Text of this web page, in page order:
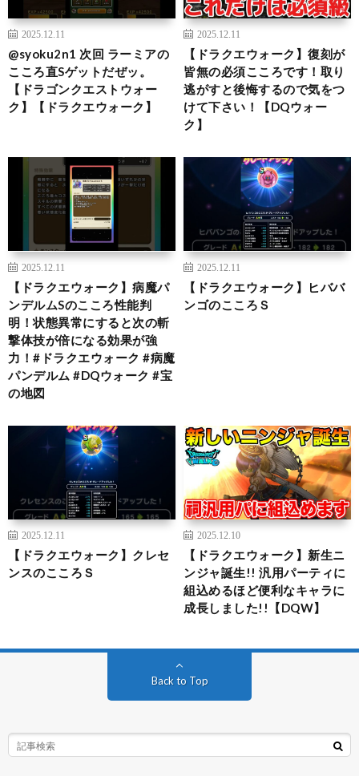
2025.12.11
@syoku2n1 次回 ラーミアの
こころ直Sゲットだぜッ。
【ドラゴンクエストウォー
ク】【ドラクエウォーク】
2025.12.11
【ドラクエウォーク】復刻が
皆無の必須こころです！取り
逃がすと後悔するので気をつ
けて下さい！【DQウォー
ク】
2025.12.11
【ドラクエウォーク】病魔パ
ンデルムSのこころ性能判
明！状態異常にすると次の斬
撃体技が倍になる効果が強
力！#ドラクエウォーク #病魔
パンデルム #DQウォーク #宝
の地図
2025.12.11
【ドラクエウォーク】ヒババ
ンゴのこころＳ
2025.12.11
【ドラクエウォーク】クレセ
ンスのこころＳ
2025.12.10
【ドラクエウォーク】新生ニ
ンジャ誕生!! 汎用パーティに
組込めるほど便利なキャラに
成長しました!!【DQW】
Back to Top